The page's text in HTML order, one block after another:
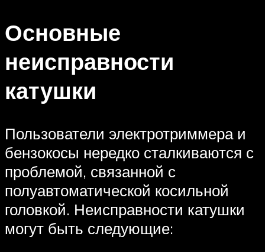
Основные
неисправности
катушки
Пользователи электротриммера и
бензокосы нередко сталкиваются с
проблемой, связанной с
полуавтоматической косильной
головкой. Неисправности катушки
могут быть следующие: